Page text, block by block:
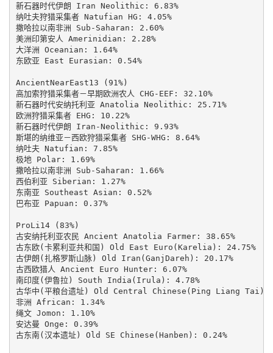
新石器时代伊朗 Iran Neolithic: 6.83%
纳吐夫狩猎采集者 Natufian HG: 4.05%
撒哈拉以南非洲 Sub-Saharan: 2.60%
美洲印第安人 Amerinidian: 2.28%
大洋洲 Oceanian: 1.64%
东欧亚 East Eurasian: 0.54%
AncientNearEast13 (91%)
高加索狩猎采集者－早期欧洲农人 CHG-EEF: 32.10%
新石器时代安纳托利亚 Anatolia Neolithic: 25.71%
欧洲狩猎采集者 EHG: 10.22%
新石器时代伊朗 Iran-Neolithic: 9.93%
斯堪的纳维亚－西欧狩猎采集者 SHG-WHG: 8.64%
纳吐夫 Natufian: 7.85%
极地 Polar: 1.69%
撒哈拉以南非洲 Sub-Saharan: 1.66%
西伯利亚 Siberian: 1.27%
东南亚 Southeast Asian: 0.52%
巴布亚 Papuan: 0.37%
ProLi14 (83%)
古安纳托利亚农民 Ancient Anatolia Farmer: 38.65%
古东欧(卡累利亚共和国) Old East Euro(Karelia): 24.75%
古伊朗(扎格罗斯山脉) Old Iran(GanjDareh): 20.17%
古西欧猎人 Ancient Euro Hunter: 6.07%
南印度(伊鲁拉) South India(Irula): 4.78%
古华中(平粮台遗址) Old Central Chinese(Ping Liang Tai):
非洲 African: 1.34%
绳文 Jomon: 1.10%
安达曼 Onge: 0.39%
古东南(汉本遗址) Old SE Chinese(Hanben): 0.24%